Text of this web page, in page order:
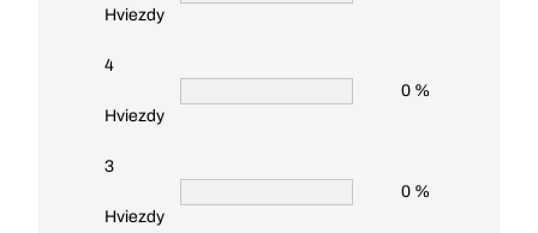
Hviezdy
4
Hviezdy
0 %
3
Hviezdy
0 %